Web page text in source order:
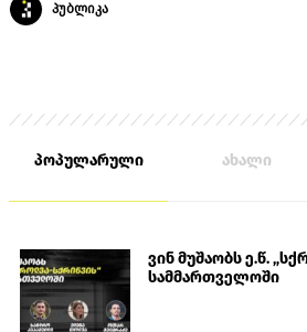
პუბლიკა
პოპულარული ახალი
ვინ მუშაობს ე.წ.
სამმართველოში